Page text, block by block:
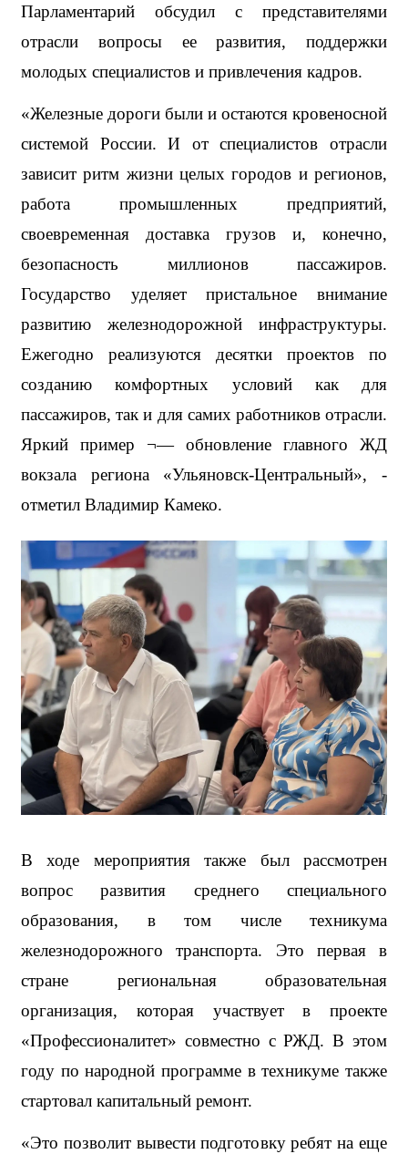
Парламентарий обсудил с представителями
отрасли вопросы ее развития, поддержки
молодых специалистов и привлечения кадров.
«Железные дороги были и остаются кровеносной
системой России. И от специалистов отрасли
зависит ритм жизни целых городов и регионов,
работа промышленных предприятий,
своевременная доставка грузов и, конечно,
безопасность миллионов пассажиров.
Государство уделяет пристальное внимание
развитию железнодорожной инфраструктуры.
Ежегодно реализуются десятки проектов по
созданию комфортных условий как для
пассажиров, так и для самих работников отрасли.
Яркий пример ¬— обновление главного ЖД
вокзала региона «Ульяновск-Центральный», -
отметил Владимир Камеко.
В ходе мероприятия также был рассмотрен
вопрос развития среднего специального
образования, в том числе техникума
железнодорожного транспорта. Это первая в
стране региональная образовательная
организация, которая участвует в проекте
«Профессионалитет» совместно с РЖД. В этом
году по народной программе в техникуме также
стартовал капитальный ремонт.
«Это позволит вывести подготовку ребят на еще